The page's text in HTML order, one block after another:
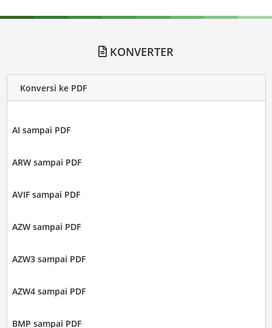
KONVERTER
Konversi ke PDF
AI sampai PDF
ARW sampai PDF
AVIF sampai PDF
AZW sampai PDF
AZW3 sampai PDF
AZW4 sampai PDF
BMP sampai PDF